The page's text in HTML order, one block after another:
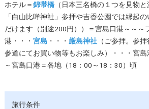
ホテル＝錦帯橋（日本三名橋の１つを見物と
「白山比咩神社」参拝や吉香公園では縁起
だけます（別途200円））＝宮島口港～～～
港・・・ 宮島 ・・・ 厳島神社（ご参拝。参拝
参道にてお買い物等もお楽しみ）・・・宮島
～宮島口港＝各地（18：00～18：30）頃
旅行条件